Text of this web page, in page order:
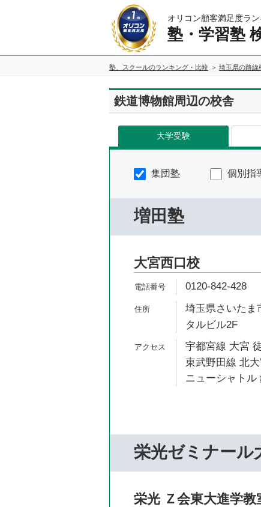
オリコン顧客満足度ラ
塾・学習塾
塾、スクールのランキング・比較 埼玉県の路線
鉄道博物館周辺の校舎
大学受験
集団塾 個別指
増田塾
大宮西口校
0120-842-428
埼玉県さいたま
タルビル2F
宇都宮線 大宮
東武野田線 北
ニューシャトル
栄光ゼミナール
栄光 Ｚ会東大進学教